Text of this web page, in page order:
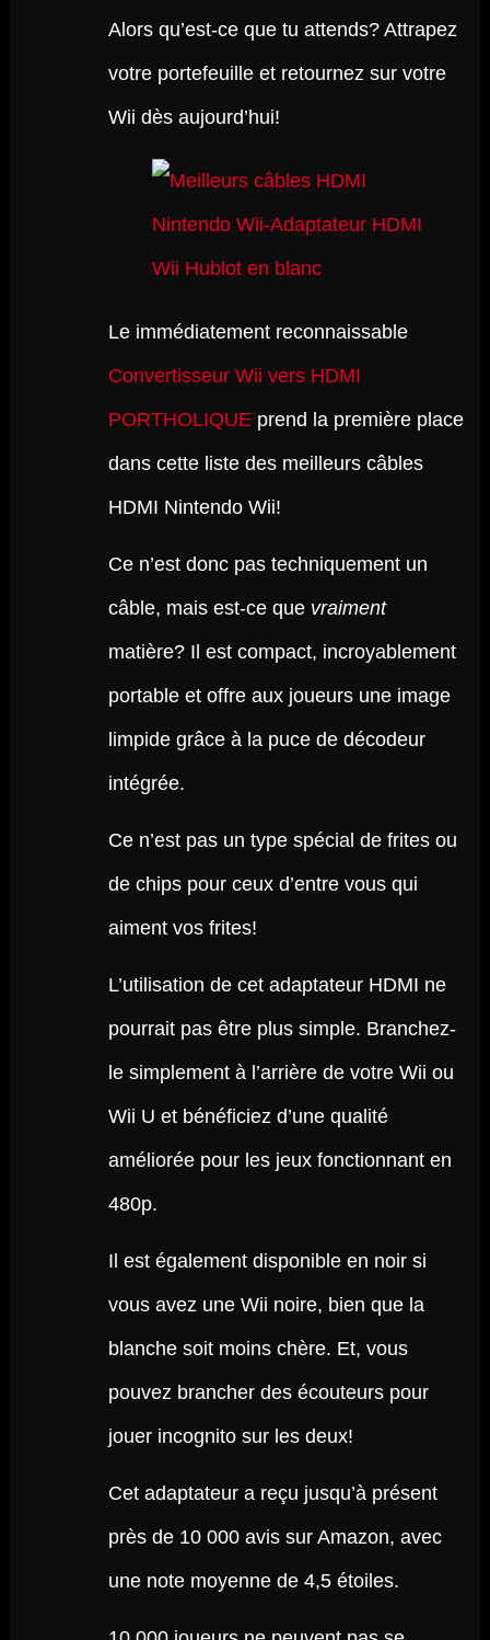
Alors qu’est-ce que tu attends? Attrapez
votre portefeuille et retournez sur votre
Wii dès aujourd’hui!
Le immédiatement reconnaissable
Convertisseur Wii vers HDMI
PORTHOLIQUEprend la première place
dans cette liste des meilleurs câbles
HDMI Nintendo Wii!
Ce n’est donc pas techniquement un
câble, mais est-ce que vraiment
matière? Il est compact, incroyablement
portable et offre aux joueurs une image
limpide grâce à la puce de décodeur
intégrée.
Ce n’est pas un type spécial de frites ou
de chips pour ceux d’entre vous qui
aiment vos frites!
L’utilisation de cet adaptateur HDMI ne
pourrait pas être plus simple. Branchez-
le simplement à l’arrière de votre Wii ou
Wii U et bénéficiez d’une qualité
améliorée pour les jeux fonctionnant en
480p.
Il est également disponible en noir si
vous avez une Wii noire, bien que la
blanche soit moins chère. Et, vous
pouvez brancher des écouteurs pour
jouer incognito sur les deux!
Cet adaptateur a reçu jusqu’à présent
près de 10 000 avis sur Amazon, avec
une note moyenne de 4,5 étoiles.